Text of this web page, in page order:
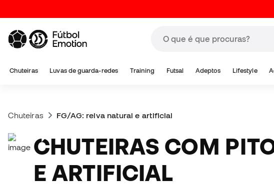
Chuteiras Luvas de guarda-redes Training Futsal Adeptos Lifestyle
Chuteiras FG/AG: relva natural e artificial
CHUTEIRAS COM PITONS FG/AG PARA RELVA NATURAL
E ARTIFICIAL